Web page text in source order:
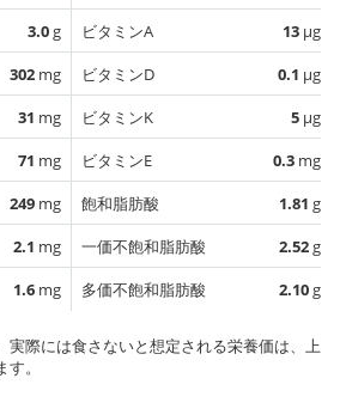
3.0g
302 mg
31 mg
71 mg
249 mg
2.1 mg
1.6 mg
ビタミンA
13 µg
ビタミンD
0.1 µg
ビタミンK
5 µg
ビタミンE
0.3 mg
飽和脂肪酸
1.81 g
一価不飽和脂肪酸
2.52g
多価不飽和脂肪酸
2.10g
実際には食さないと想定される栄養価は、上
。